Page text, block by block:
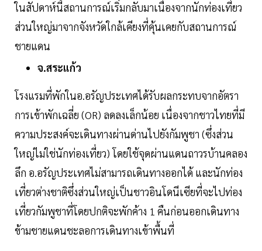
ในสัปดาห์นี้สถานการณ์เริ่มกลับมาเนื่องจากนักท่องเที่ยว
ส่วนใหญ่มาจากจังหวัดใกล้เคียงที่คุ้นเคยกับสถานการณ์
ชายแดน
จ.สระแก้ว
โรงแรมที่พักในอ.อรัญประเทศได้รับผลกระทบจากอัตรา
การเข้าพักเฉลี่ย (OR) ลดลงเล็กน้อย เนื่องจากชาวไทยที่มี
ความประสงค์จะเดินทางผ่านด่านไปยังกัมพูชา (ซึ่งส่วน
ใหญ่ไม่ใช่นักท่องเที่ยว) โดยใช้จุดผ่านแดนถาวรบ้านคลอง
ลึก อ.อรัญประเทศไม่สามารถเดินทางออกได้ และนักท่อง
เที่ยวต่างชาติซึ่งส่วนใหญ่เป็นชาวอินโดนีเซียที่จะไปท่อง
เที่ยวกัมพูชาที่โดยปกติจะพักค้าง 1 คืนก่อนออกเดินทาง
ข้ามชายแดนชะลอการเดินทางเข้าพื้นที่